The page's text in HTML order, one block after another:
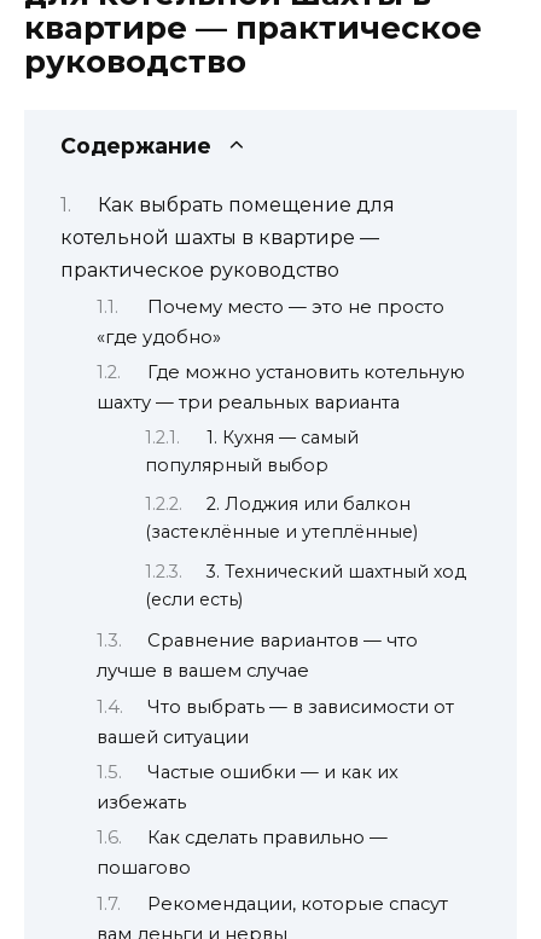
квартире — практическое
руководство
Содержание
Как выбрать помещение для
котельной шахты в квартире —
практическое руководство
Почему место — это не просто
«где удобно»
Где можно установить котельную
шахту — три реальных варианта
1. Кухня — самый
популярный выбор
2. Лоджия или балкон
(застеклённые и утеплённые)
3. Технический шахтный ход
(если есть)
Сравнение вариантов — что
лучше в вашем случае
Что выбрать — в зависимости от
вашей ситуации
Частые ошибки — и как их
избежать
Как сделать правильно —
пошагово
Рекомендации, которые спасут
вам деньги и нервы